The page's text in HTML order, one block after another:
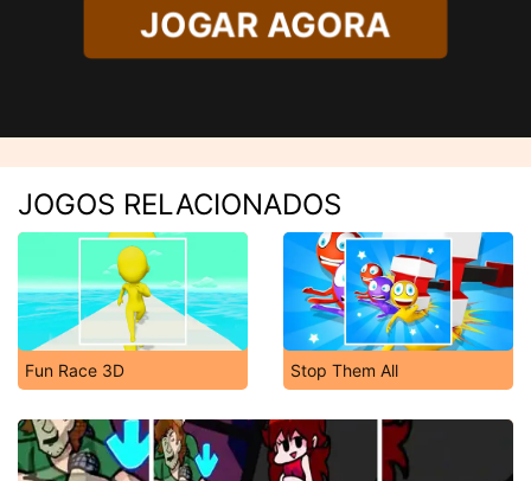
JOGAR AGORA
JOGOS RELACIONADOS
Fun Race 3D Stop Them All